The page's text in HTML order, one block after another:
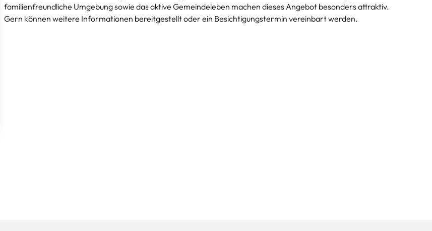
familienfreundliche Umgebung sowie das aktive Gemeindeleben machen dieses Angebot besonders attraktiv.
Gern können weitere Informationen bereitgestellt oder ein Besichtigungstermin vereinbart werden.